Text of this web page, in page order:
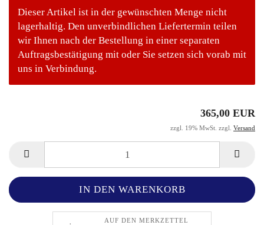
Dieser Artikel ist in der gewünschten Menge nicht
lagerhaltig. Den unverbindlichen Liefertermin teilen
wir Ihnen nach der Bestellung in einer separaten
Auftragsbestätigung mit oder Sie setzen sich vorab mit
uns in Verbindung.
365,00 EUR
zzgl. 19% MwSt. zzgl. Versand
AUF DEN MERKZETTEL